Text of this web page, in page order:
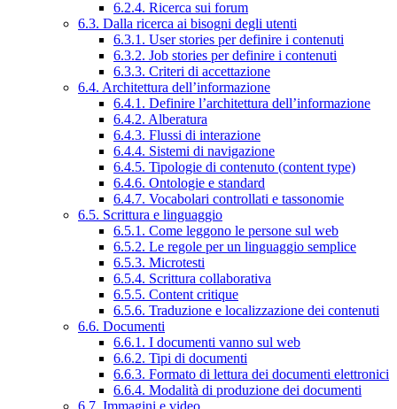
6.2.4. Ricerca sui forum
6.3. Dalla ricerca ai bisogni degli utenti
6.3.1. User stories per definire i contenuti
6.3.2. Job stories per definire i contenuti
6.3.3. Criteri di accettazione
6.4. Architettura dell’informazione
6.4.1. Definire l’architettura dell’informazione
6.4.2. Alberatura
6.4.3. Flussi di interazione
6.4.4. Sistemi di navigazione
6.4.5. Tipologie di contenuto (content type)
6.4.6. Ontologie e standard
6.4.7. Vocabolari controllati e tassonomie
6.5. Scrittura e linguaggio
6.5.1. Come leggono le persone sul web
6.5.2. Le regole per un linguaggio semplice
6.5.3. Microtesti
6.5.4. Scrittura collaborativa
6.5.5. Content critique
6.5.6. Traduzione e localizzazione dei contenuti
6.6. Documenti
6.6.1. I documenti vanno sul web
6.6.2. Tipi di documenti
6.6.3. Formato di lettura dei documenti elettronici
6.6.4. Modalità di produzione dei documenti
6.7. Immagini e video